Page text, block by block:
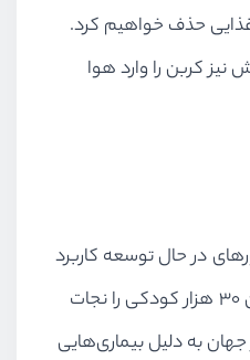
غذایی حذف خواهیم کرد.
کربن را وارد هوا
در حال توسعه کاربرد
دارد. این روش می‌تواند جان 30 هزار کودکی را نجات
به دلیل بیماری‌هایی